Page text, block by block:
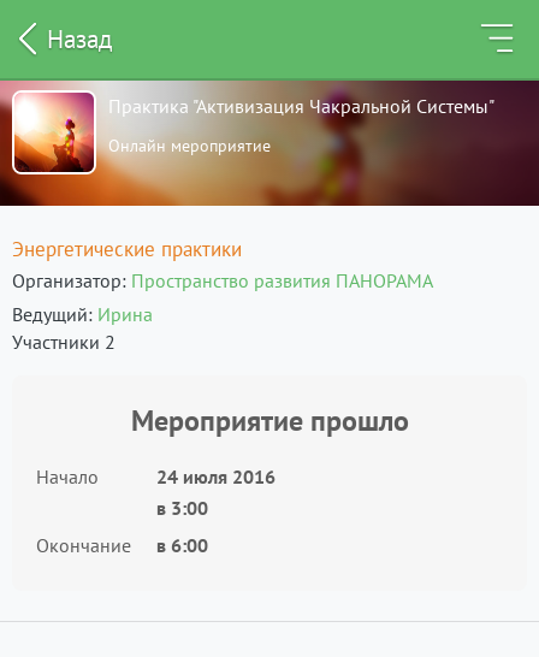
Назад
Практика "Активизация Чакральной Системы"
Онлайн мероприятие
Энергетические практики
Организатор Пространство развития ПАНОРАМА
Ведущий Ирина
Участники 2
Мероприятие прошло
Начало
24 июля 2016
в 3:00
Окончание
в 6:00